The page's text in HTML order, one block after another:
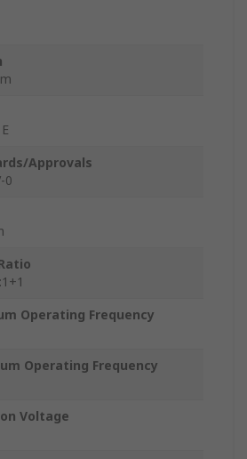
Approvals
0
Operating Frequency
Operating Frequency
Voltage